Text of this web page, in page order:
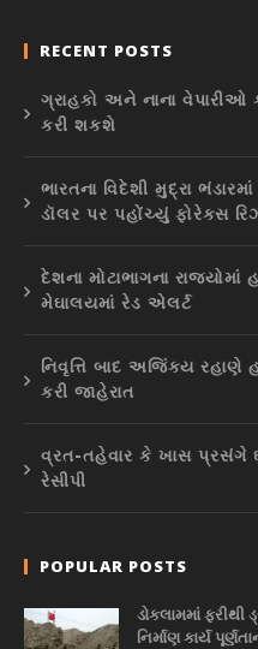
RECENT POSTS
ગ્રાહકો અને નાના વેપારીઓ
કરી શકશે
ભારતના વિદેશી મુદ્રા
ડૉલર પર પહોંચ્યું ફોરેક્સ
દેશના મોટાભાગના
મેઘાલયમાં રેડ એલર્ટ
નિવૃત્તિ બાદ અજિંક્ય
કરી જાહેરાત
વ્રત-તહેવાર કે ખાસ પ્રસંગે
રેસીપી
POPULAR POSTS
ડોકલામમાં
નિર્માણ કાર્ય